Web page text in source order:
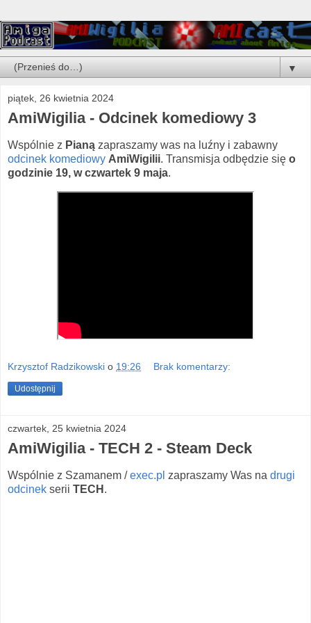
▼
piątek, 26 kwietnia 2024
AmiWigilia - Odcinek komediowy 3
Wspólnie z Pianą zapraszamy was na luźny i zabawny
odcinek komediowy AmiWigilii. Transmisja odbędzie się o
godzinie 19, w czwartek 9 maja.
Krzysztof Radzikowski o 19:26 Brak komentarzy:
Udostępnij
czwartek, 25 kwietnia 2024
AmiWigilia - TECH 2 - Steam Deck
Wspólnie z Szamanem / ⁠exec.pl ⁠ zapraszamy Was na drugi
odcinek serii TECH .